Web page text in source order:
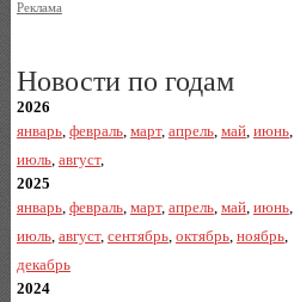
Реклама
Новости по годам
2026
январь, февраль, март, апрель, май, июнь,
июль, август,
2025
январь, февраль, март, апрель, май, июнь,
июль, август, сентябрь, октябрь, ноябрь,
декабрь
2024